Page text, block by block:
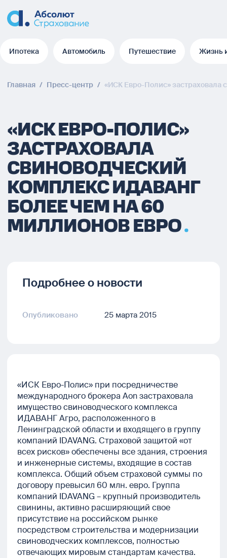
Ипотека Автомобиль Путешествие Жизнь
Главная / Пресс-центр / «ИСК Евро-Полис»
«ИСК ЕВРО-ПОЛИС»
ЗАСТРАХОВАЛА
СВИНОВОДЧЕСКИЙ
КОМПЛЕКС ИДАВАНГ
БОЛЕЕ ЧЕМ НА 60
МИЛЛИОНОВ ЕВРО
Подробнее о новости
Опубликовано 25 марта 2015
«ИСК Евро-Полис» при посредничестве
международного брокера Aon застраховала
имущество свиноводческого комплекса
ИДАВАНГ Агро, расположенного в
Ленинградской области и входящего в группу
компаний IDAVANG. Страховой защитой «от
всех рисков» обеспечены все здания, строения
и инженерные системы, входящие в состав
комплекса. Общий объем страховой суммы по
договору превысил 60 млн. евро. Группа
компаний IDAVANG – крупный производитель
свинины, активно расширяющий свое
присутствие на российском рынке
посредством строительства и модернизации
свиноводческих комплексов, полностью
отвечающих мировым стандартам качества.